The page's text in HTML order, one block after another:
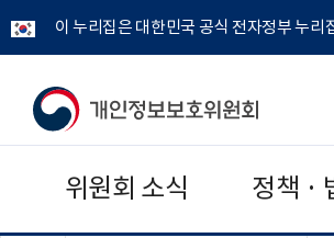
이 누리집은 대한민국 공식 전자정부 누리
개
위원회 소식 정책 ·